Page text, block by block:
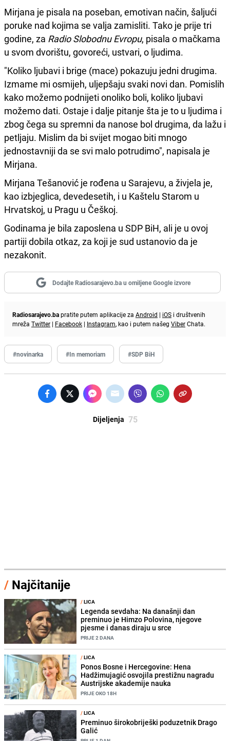
Mirjana je pisala na poseban, emotivan način, šaljući
poruke nad kojima se valja zamisliti. Tako je prije tri
godine, za Radio Slobodnu Evropu, pisala o mačkama
u svom dvorištu, govoreći, ustvari, o ljudima.
"Koliko ljubavi i brige (mace) pokazuju jedni drugima.
Izmame mi osmijeh, uljepšaju svaki novi dan. Pomislih
kako možemo podnijeti onoliko boli, koliko ljubavi
možemo dati. Ostaje i dalje pitanje šta je to u ljudima i
zbog čega su spremni da nanose bol drugima, da lažu i
petljaju. Mislim da bi svijet mogao biti mnogo
jednostavniji da se svi malo potrudimo", napisala je
Mirjana.
Mirjana Tešanović je rođena u Sarajevu, a živjela je,
kao izbjeglica, devedesetih, i u Kaštelu Starom u
Hrvatskoj, u Pragu u Češkoj.
Godinama je bila zaposlena u SDP BiH, ali je u ovoj
partiji dobila otkaz, za koji je sud ustanovio da je
nezakonit.
Dodajte Radiosarajevo.ba u omiljene Google izvore
Radiosarajevo.bapratite putem aplikacije za Android | iOS i društvenih
mreža Twitter | Facebook | Instagram, kao i putem našeg ViberChata.
#novinarka #In memoriam #SDP BiH
Dijeljenja 75
/ Najčitanije
/LICA
Legenda sevdaha: Na današnji dan
preminuo je Himzo Polovina, njegove
pjesme i danas diraju u srce
PRIJE 2 DANA
/LICA
Ponos Bosne i Hercegovine: Hena
Hadžimujagić osvojila prestižnu nagradu
Austrijske akademije nauka
PRIJE OKO 18H
/LICA
Preminuo širokobriješki poduzetnik Drago
Galić